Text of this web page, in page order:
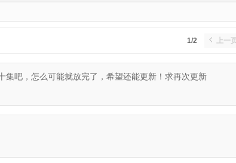
1/2 上一页
集吧，怎么可能就放完了，希望还能更新！求再次更新